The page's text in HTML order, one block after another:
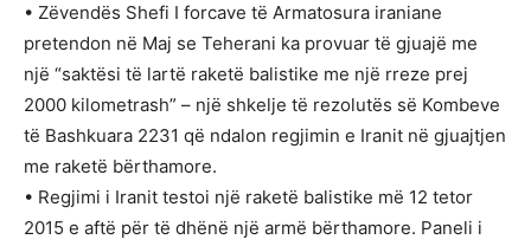
• Zëvendës Shefi I forcave të Armatosura iraniane
pretendon në Maj se Teherani ka provuar të gjuajë me
një “saktësi të lartë raketë balistike me një rreze prej
2000 kilometrash” – një shkelje të rezolutës së Kombeve
të Bashkuara 2231 që ndalon regjimin e Iranit në gjuajtjen
me raketë bërthamore.
• Regjimi i Iranit testoi një raketë balistike më 12 tetor
2015 e aftë për të dhënë një armë bërthamore. Paneli i